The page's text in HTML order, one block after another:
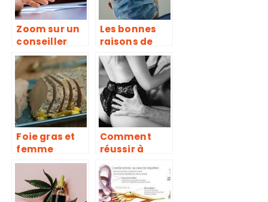
Zoom sur un
conseiller
juridique
spécialisé en
accident
médical
Les bonnes
raisons de
faire appel à
un chirurgien
buccal
Foie gras et
femme
enceinte :
est-ce
dangereux
pour la future
Comment
réussir à
retarder
l’éjaculation
?